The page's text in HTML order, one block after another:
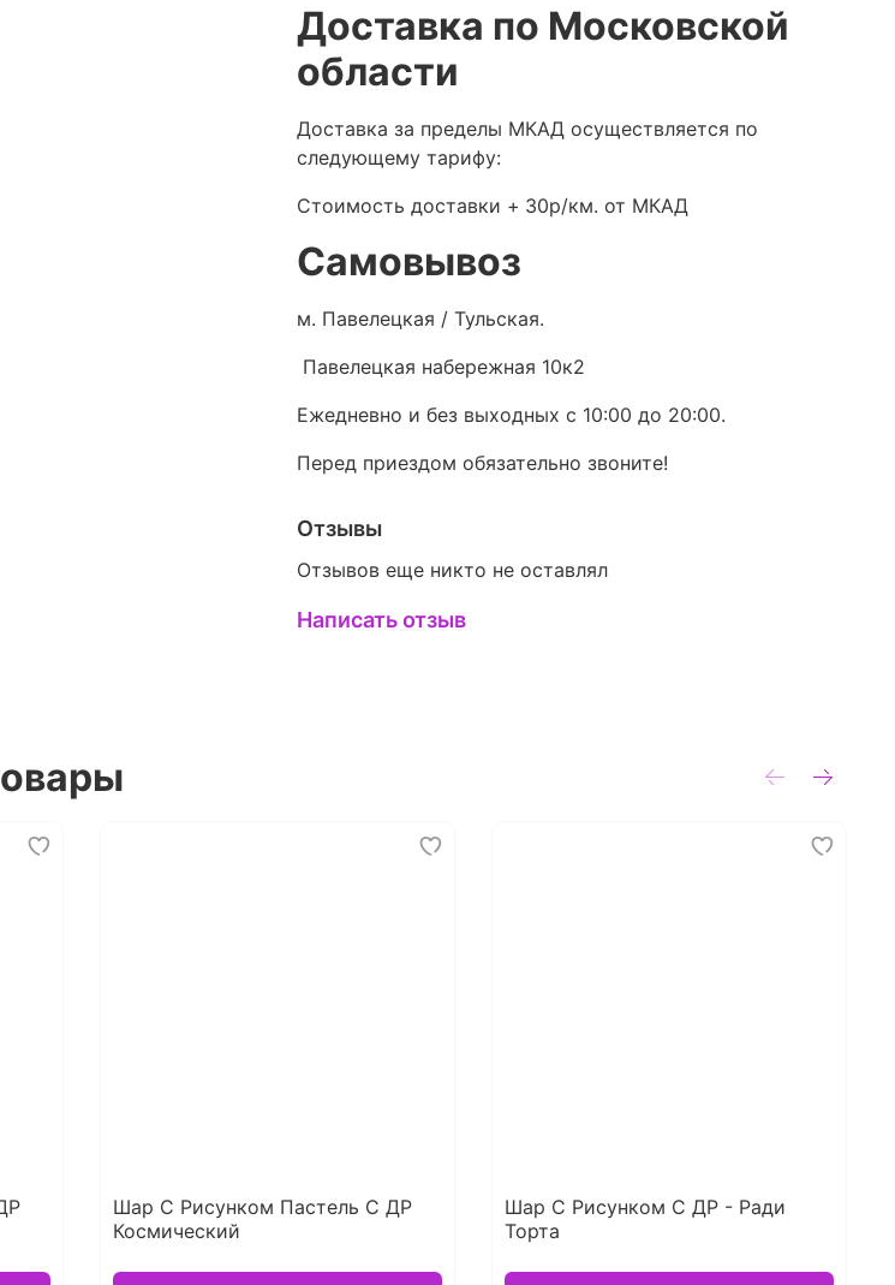
Доставка по Московской
области
Доставка за пределы МКАД осуществляется по
следующему тарифу:
Стоимость доставки + 30р/км. от МКАД
Самовывоз
м. Павелецкая / Тульская.
Павелецкая набережная 10к2
Ежедневно и без выходных с 10:00 до 20:00.
Перед приездом обязательно звоните!
Отзывы
Отзывов еще никто не оставлял
Написать отзыв
Шар С Рисунком Пастель С ДР
Космический
Шар С Рисунком С ДР - Ради
Торта